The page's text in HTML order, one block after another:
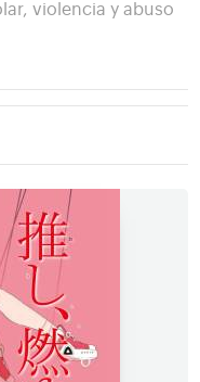
violencia y abuso